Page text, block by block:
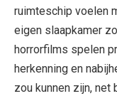
ruimteschip voelen
eigen slaapkamer
horrorfilms spelen
herkenning en
zou kunnen zijn, net